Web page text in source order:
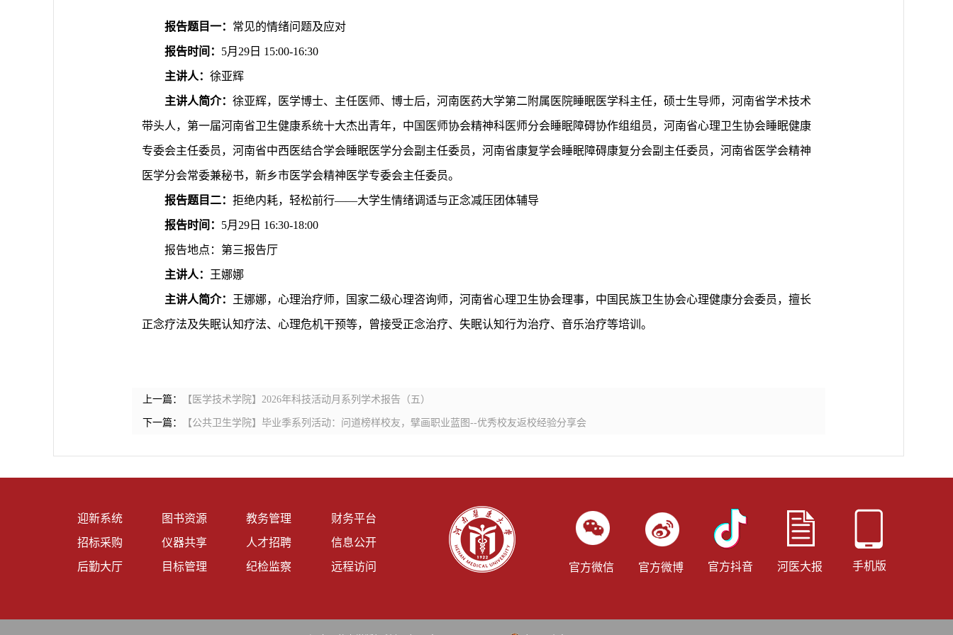
报告题目一： 常见的情绪问题及应对
报告时间： 5月29日 15:00-16:30
主讲人： 徐亚辉
主讲人简介： 徐亚辉，医学博士、主任医师、博士后，河南医药大学第二附属医院睡眠医学科主任，硕士生导师，河南省学术技术
带头人，第一届河南省卫生健康系统十大杰出青年，中国医师协会精神科医师分会睡眠障碍协作组组员，河南省心理卫生协会睡眠健康
专委会主任委员，河南省中西医结合学会睡眠医学分会副主任委员，河南省康复学会睡眠障碍康复分会副主任委员，河南省医学会精神
医学分会常委兼秘书，新乡市医学会精神医学专委会主任委员。
报告题目二： 拒绝内耗，轻松前行——大学生情绪调适与正念减压团体辅导
报告时间： 5月29日 16:30-18:00
报告地点：第三报告厅
主讲人： 王娜娜
主讲人简介： 王娜娜，心理治疗师，国家二级心理咨询师，河南省心理卫生协会理事，中国民族卫生协会心理健康分会委员，擅长
正念疗法及失眠认知疗法、心理危机干预等，曾接受正念治疗、失眠认知行为治疗、音乐治疗等培训。
上一篇： 【医学技术学院】​2026年科技活动月系列学术报告（五）
下一篇： 【公共卫生学院】毕业季系列活动：问道榜样校友，擘画职业蓝图--优秀校友返校经验分享会
迎新系统 图书资源 教务管理
财务平台
招标采购
仪器共享 人才招聘
信息公开
后勤大厅
目标管理 纪检监察 远程访问 官方微信 官方微博 官方抖音 河医大报 手机版